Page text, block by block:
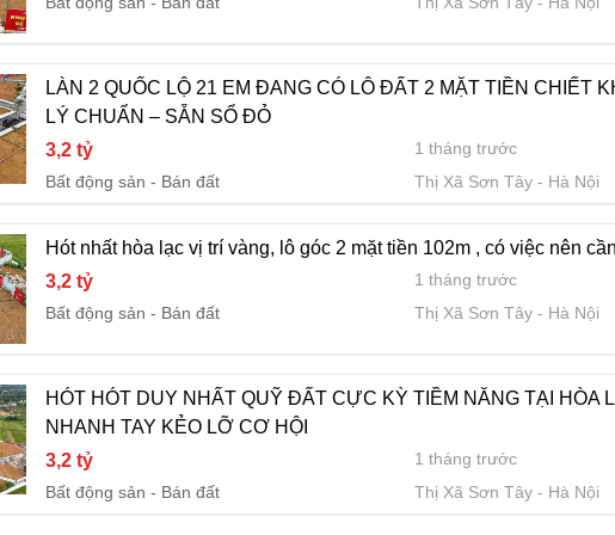
3,2 tỷ
Bất động sản
Bán đất Thị
LÀN 2 QUỐC LỘ 21 EM ĐANG CÓ LÔ ĐẤT 2 MẶT TIỀN CHIẾT
LÝ CHUẨN – SẴN SỔ ĐỎ
3,2 tỷ
1 tháng trước
Bất động sản
Bán đất Thị Xã Sơn Tây Hà Nội
Hót nhất hòa lạc vị trí vàng, lô góc 2 mặt tiền 102m , có việc nên
3,2 tỷ
1 tháng trước
Bất động sản
Bán đất Thị Xã Sơn Tây Hà Nội
HÓT HÓT DUY NHẤT QUỸ ĐẤT CỰC KỲ TIỀM NĂNG TẠI HÒA
NHANH TAY KẺO LỠ CƠ HỘI
3,2 tỷ
1 tháng trước
Bất động sản
Bán đất Thị Xã Sơn Tây Hà Nội